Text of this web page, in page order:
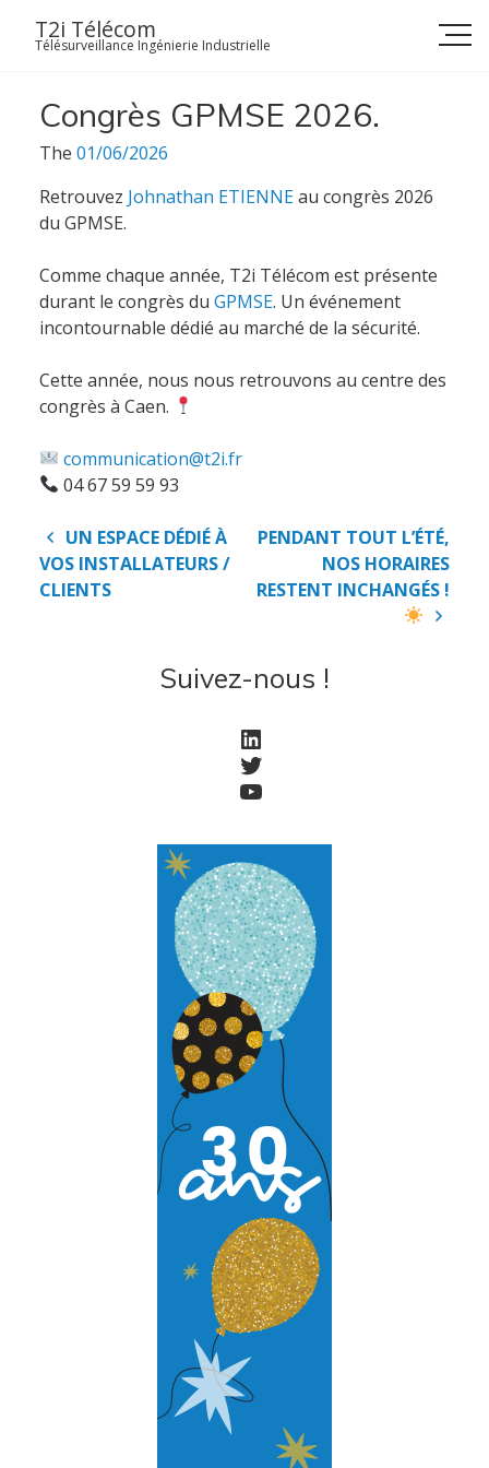
T2i Télécom
Télésurveillance Ingénierie Industrielle
Congrès GPMSE 2026.
The 01/06/2026
Retrouvez Johnathan ETIENNEau congrès 2026
du GPMSE.
Comme chaque année, T2i Télécom est présente
durant le congrès du GPMSE. Un événement
incontournable dédié au marché de la sécurité.
Cette année, nous nous retrouvons au centre des
congrès à Caen.
communication@t2i.fr
04 67 59 59 93
Navigation
de
l’article
UN ESPACE DÉDIÉ À
VOS INSTALLATEURS /
CLIENTS
PENDANT TOUT L’ÉTÉ,
NOS HORAIRES
RESTENT INCHANGÉS !
Suivez-nous !
LinkedIn
Twitter
YouTube
Accueil
Société
Notre équipe
Data Center
Nos partenaires
Notre démarche RSE
Certifications
Services
Audit et conseil
Support Technique
Formation
Migration
Produit